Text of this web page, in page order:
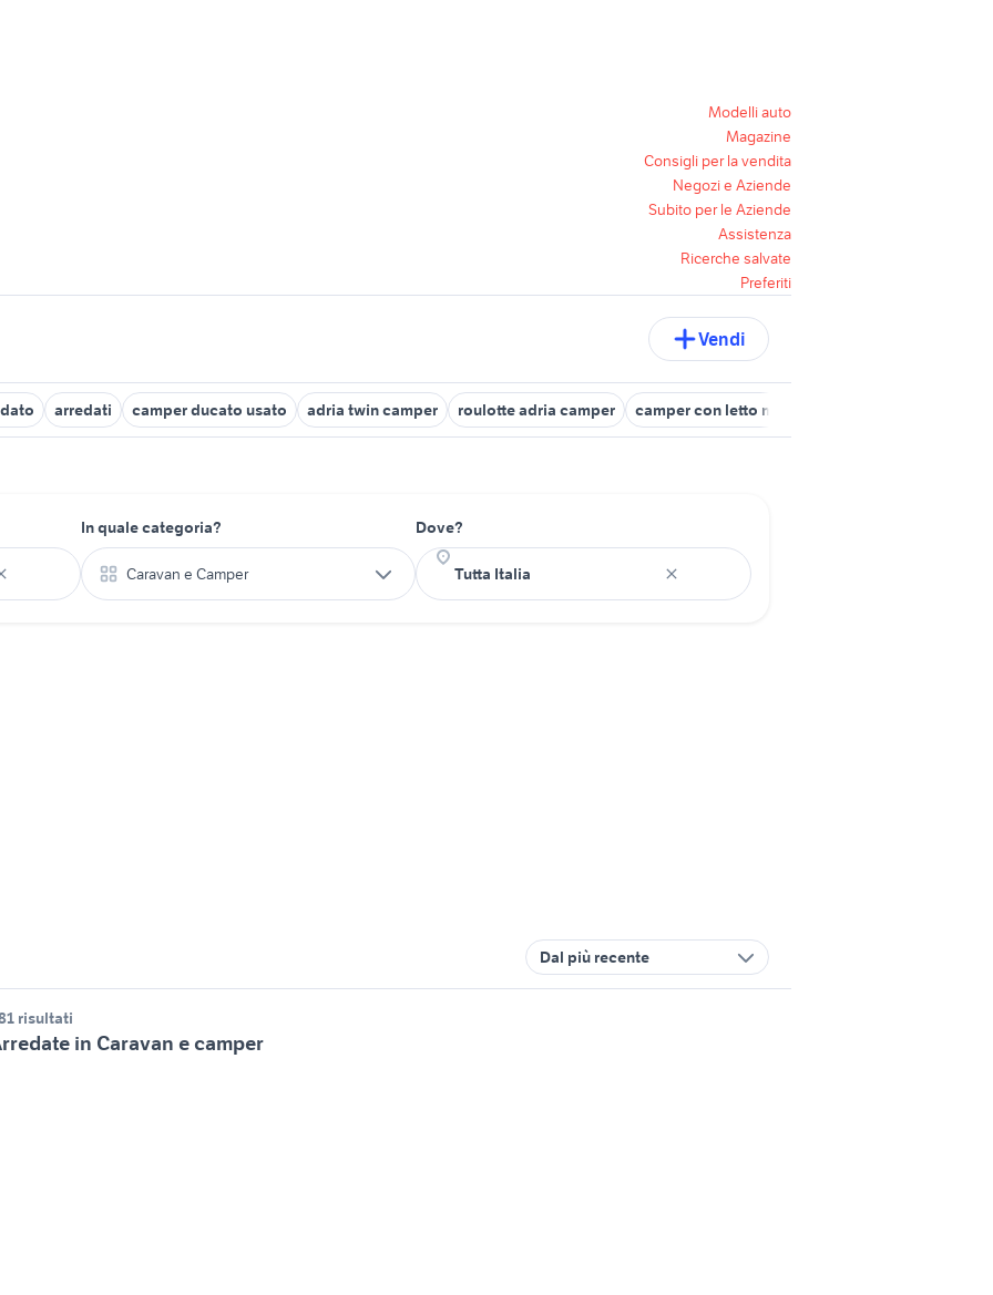
Modelli auto
Magazine
Consigli per la vendita
Negozi e Aziende
Subito per le Aziende
Assistenza
Ricerche salvate
Preferiti
Vendi
arredati camper ducato usato adria twin camper roulotte adria camper camper con letto matrimoniale in coda
In quale categoria?
Caravan e Camper
Dove?
Dal più recente
risultati
in Caravan e camper